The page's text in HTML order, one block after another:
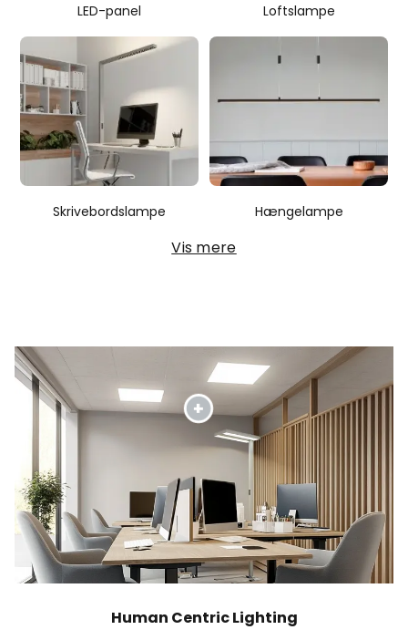
LED-panel Loftslampe
Skrivebordslampe Hængelampe
Vis mere
Human Centric Lighting